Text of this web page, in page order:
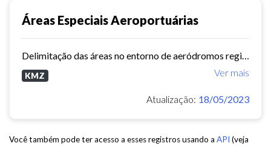
Áreas Especiais Aeroportuárias
Ver mais
KMZ
Atualização: 18/05/2023
Você também pode ter acesso a esses registros usando a API (veja